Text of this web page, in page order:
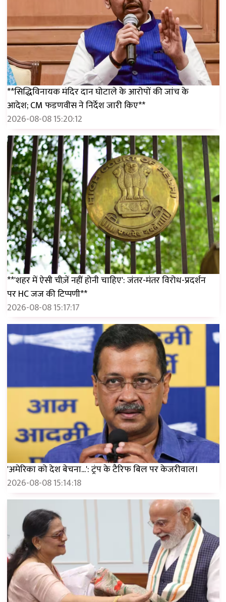
**सिद्धिविनायक मंदिर दान घोटाले के आरोपों की जांच के
आदेश; CM फडणवीस ने निर्देश जारी किए**
2026-08-08 15:20:12
**'शहर में ऐसी चीज़ें नहीं होनी चाहिए': जंतर-मंतर विरोध-प्रदर्शन
पर HC जज की टिप्पणी**
2026-08-08 15:17:17
'अमेरिका को देश बेचना...': ट्रंप के टैरिफ बिल पर केजरीवाल।
2026-08-08 15:14:18